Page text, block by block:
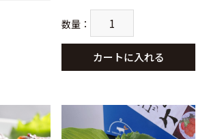
数量 ：
カートに入れる